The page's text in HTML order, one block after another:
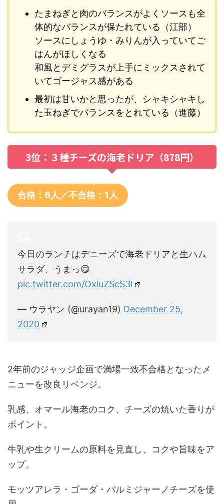
たまねぎと肉のバランスがよくソースも全
体的なバランスが保たれている（江部）
ソースにしょうゆ・みりんが入っていてご
はんがほしくなる
和風とデミグラスが上手にミックスされて
いてゴージャス感がある
最初は甘いかと思ったが、シャキシャキし
た玉ねぎでバランスをとれている（進藤）
3位：３種チーズの海老ドリア（878円）
合格：6人／不合格：1人
今日のランチはデニーズで海老ドリアと生ハム
サラダ、うまっ😋
pic.twitter.com/OxluZScS3l
— ウラヤン (@urayan19) December 25,
2020
2年前のジャッジ企画で満場一致不合格となったメ
ニューを改良リベンジ。
乳感、オマール海老のコク、チーズの焼いた香りが
ポイント。
牛乳や生クリームの原料を見直し、コクや旨味をア
ップ。
モッツアレラ・ゴーダ・パルミジャーノチーズを使